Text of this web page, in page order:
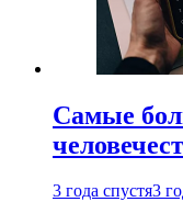
Самые
3 года спустя3